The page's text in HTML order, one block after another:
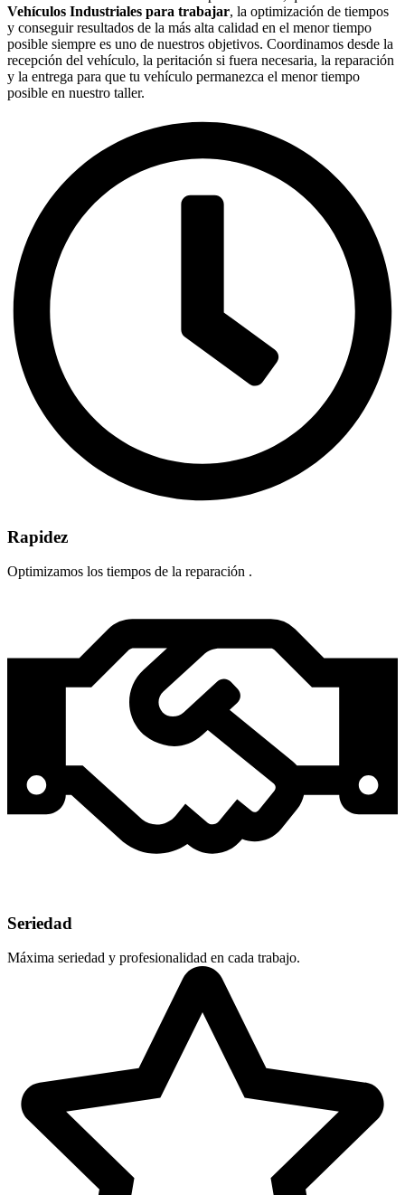
Vehículos Industriales para trabajar, la optimización de tiempos
y conseguir resultados de la más alta calidad en el menor tiempo
posible siempre es uno de nuestros objetivos. Coordinamos desde la
recepción del vehículo, la peritación si fuera necesaria, la reparación
y la entrega para que tu vehículo permanezca el menor tiempo
posible en nuestro taller.
Rapidez
Optimizamos los tiempos de la reparación .
Seriedad
Máxima seriedad y profesionalidad en cada trabajo.